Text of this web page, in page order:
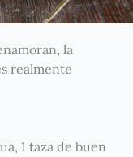
la
realmente
1 taza de buen